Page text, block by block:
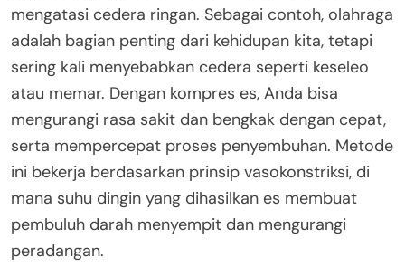
mengatasi cedera ringan. Sebagai contoh, olahraga
adalah bagian penting dari kehidupan kita, tetapi
sering kali menyebabkan cedera seperti keseleo
atau memar. Dengan kompres es, Anda bisa
mengurangi rasa sakit dan bengkak dengan cepat,
serta mempercepat proses penyembuhan. Metode
ini bekerja berdasarkan prinsip vasokonstriksi, di
mana suhu dingin yang dihasilkan es membuat
pembuluh darah menyempit dan mengurangi
peradangan.